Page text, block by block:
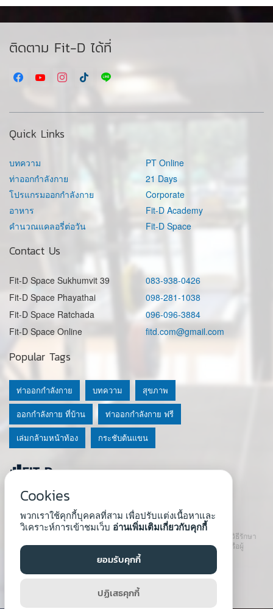
ติดตาม Fit-D ได้ที่
Quick Links
บทความ
ท่าออกกำลังกาย
โปรแกรมออกกำลังกาย
อาหาร
คำนวณแคลอรี่ต่อวัน
PT Online
21 Days
Corporate
Fit-D Academy
Fit-D Space
Contact Us
Fit-D Space Sukhumvit 39
083-938-0426
Fit-D Space Phayathai
098-281-1038
Fit-D Space Ratchada
096-096-3884
Fit-D Space Online
fitd.com@gmail.com
© 2020 Fit-D.com & Fit-D Finess
About Us | นโยบายความเป็นส่วนตัว|เงื่อนไขการใช้เว็บ
เนื้อหาที่ใช้ในเว็บนี้ ไม่สามารถใช้แทนคำปรึกษา คำแนะนำ วินิจฉัย หรือวิธีรักษา
โรคที่แนะนำจากผู้เชี่ยวชาญหรือแพทย์ได้ เราสนับสนุนให้ปรึกษาแพทย์หรือผู้
เชี่ยวชาญก่อนเริ่มโปรแกรมใหม่ทุกครั้ง
Developed by :
Popular Tags
ท่าออกกำลังกาย บทความ สุขภาพ
ออกกำลังกาย ที่บ้าน ท่าออกกำลังกาย ฟรี
เล่มกล้ามหน้าท้อง กระชับต้นแขน
Cookies
พวกเราใช้คุกกี้บุคคลที่สาม เพื่อปรับแต่งเนื้อหาและ
วิเคราะห์การเข้าชมเว็บ อ่านเพิ่มเติมเกี่ยวกับคุกกี้
ยอมรับคุกกี้
ปฏิเสธคุกกี้